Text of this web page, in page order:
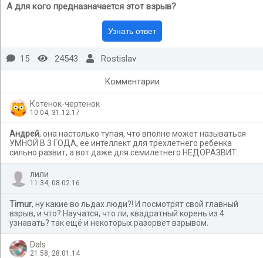
А для кого предназначается этот взрыв?
15 24543 Rostislav
Комментарии
Котенок-чертенок
10:04, 31.12.17
Андрей, она настолько тупая, что вполне может называться
УМНОЙ В 3 ГОДА, её интеллект для трехлетнего ребенка
сильно развит, а вот даже для семилетнего НЕДОРАЗВИТ.
лили
11:34, 08.02.16
Timur, ну какие во льдах люди?! И посмотрят свой главный
взрыв, и что? Научатся, что ли, квадратный корень из 4
узнавать? так ещё и некоторых разорвет взрывом.
Dals
21:58, 28.01.14